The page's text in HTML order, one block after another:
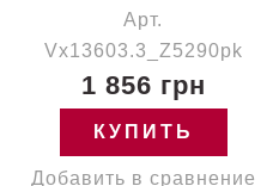
Арт.
Vx13603.3_Z5290pk
1 856 грн
КУПИТЬ
Добавить в сравнение